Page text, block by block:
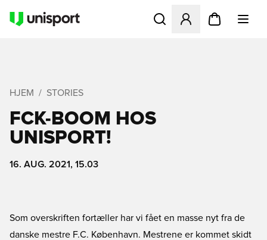
Åbner en Modal til at
HJEM STORIES
FCK-BOOM HOS
UNISPORT!
16. AUG. 2021, 15.03
Som overskriften fortæller har vi fået en masse nyt fra de
danske mestre F.C. København. Mestrene er kommet skidt